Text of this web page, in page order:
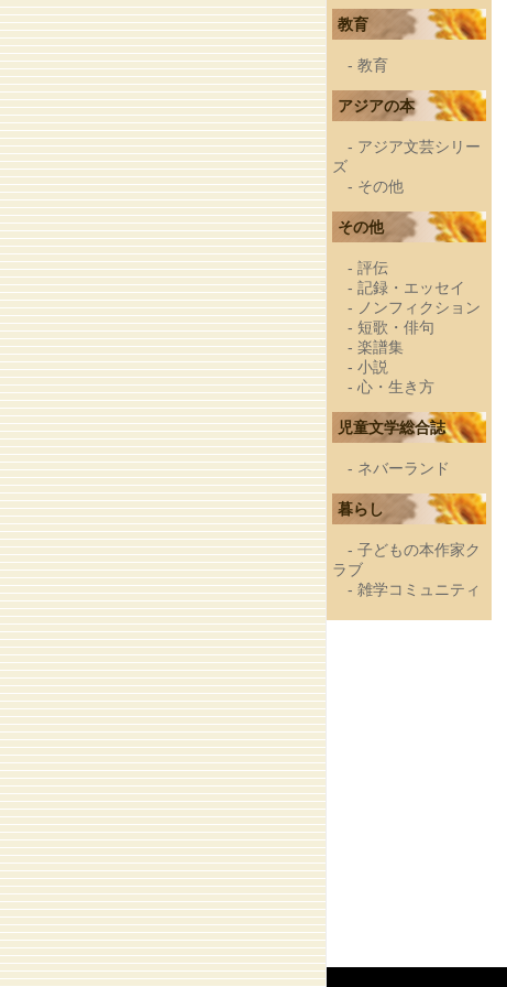
教育
- 教育
アジアの本
- アジア文芸シリー
ズ
- その他
その他
- 評伝
- 記録・エッセイ
- ノンフィクション
- 短歌・俳句
- 楽譜集
- 小説
- 心・生き方
児童文学総合誌
- ネバーランド
暮らし
- 子どもの本作家ク
ラブ
- 雑学コミュニティ